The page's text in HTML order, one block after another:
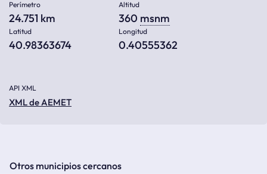
Perímetro
24.751 km
Altitud
360 msnm
Latitud
40.98363674
Longitud
0.40555362
API XML
XML de AEMET
Otros municipios cercanos